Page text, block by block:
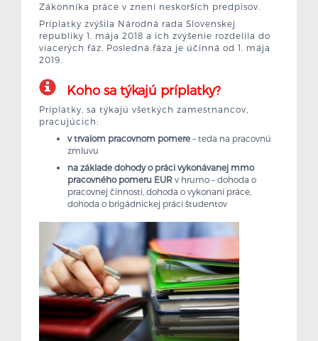
Uchádzači
O nás
Zákonníka práce v znení neskorších predpisov.
Príplatky zvýšila Národná rada Slovenskej
republiky 1. mája 2018 a ich zvýšenie rozdelila do
viacerých fáz. Posledná fáza je účinná od 1. mája
2019.
Koho sa týkajú príplatky?
Príplatky, sa týkajú všetkých zamestnancov,
pracujúcich:
v trvalom pracovnom pomere – teda na pracovnú
zmluvu
na základe dohody o práci vykonávanej mmo
pracovného pomeru EUR v hrumo – dohoda o
pracovnej činnosti, dohoda o vykonaní práce,
dohoda o brigádnickej práci študentov